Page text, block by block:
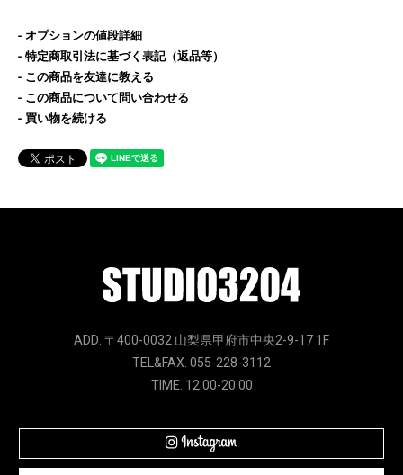
オプションの値段詳細
特定商取引法に基づく表記（返品等）
この商品を友達に教える
この商品について問い合わせる
買い物を続ける
ADD. 〒400-0032 山梨県甲府市中央2-9-17 1F
TEL&FAX. 055-228-3112
TIME. 12:00-20:00